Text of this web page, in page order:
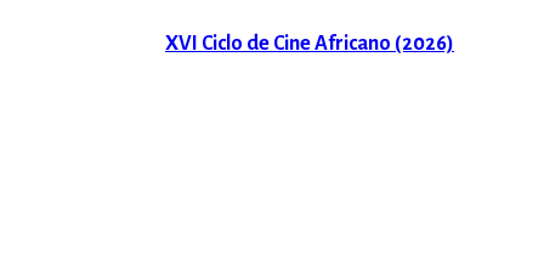
XVI Ciclo de Cine Africano (2026)